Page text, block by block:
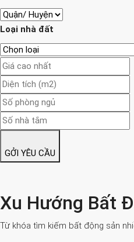
Loại nhà đất
GỞI YÊU CẦU
Xu Hướng Bất
Từ khóa tìm kiếm bất động sản